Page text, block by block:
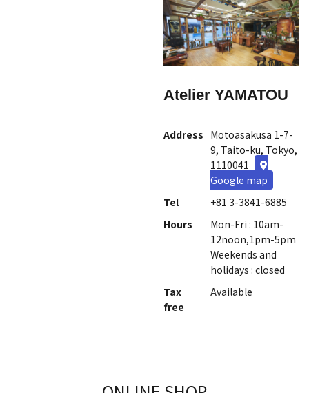
Atelier YAMATOU
Address Motoasakusa 1-7-
9, Taito-ku, Tokyo,
1110041
Google map
Tel
+81 3-3841-6885
Hours
Mon-Fri : 10am-
12noon,1pm-5pm
Weekends and
holidays : closed
Tax
free
Available